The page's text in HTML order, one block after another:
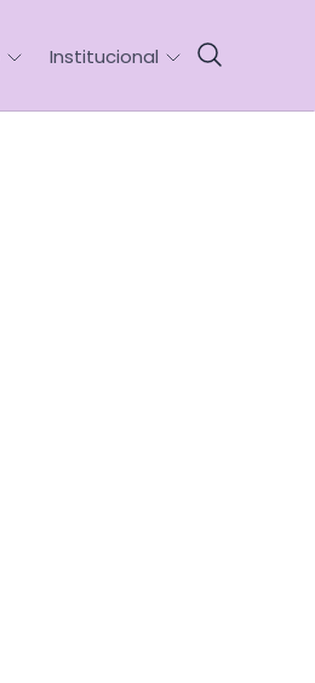
Institucional